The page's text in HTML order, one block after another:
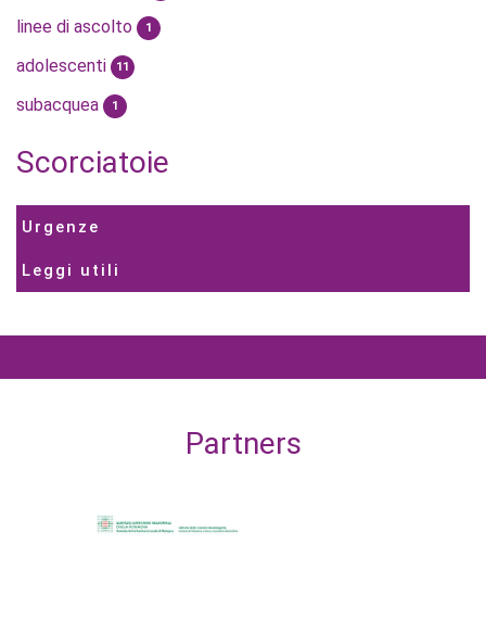
linee di ascolto 1
adolescenti 11
subacquea 1
Scorciatoie
Urgenze
Leggi utili
Partners